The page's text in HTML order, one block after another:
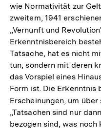
wie Normativität zur
zweitem, 1941
„Vernunft und
Erkenntnisbereich
Tatsache, hat es nicht
tun, sondern mit deren
das Vorspiel eines
Form ist. Die
Erscheinungen, um
„Tatsachen sind nur
bezogen sind, was noch